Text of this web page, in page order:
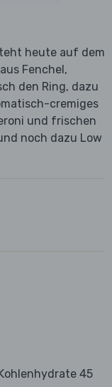
heute auf dem
Fenchel,
den Ring, dazu
cremiges
und frischen
noch dazu Low
Kohlenhydrate 45